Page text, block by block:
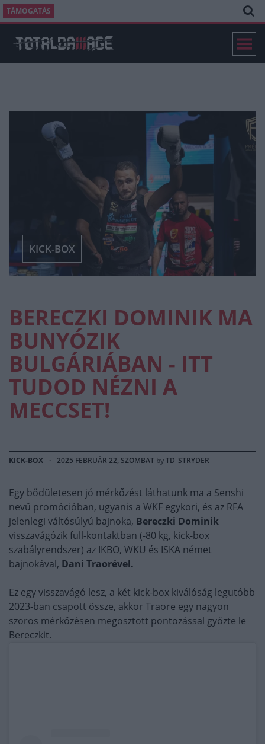
TÁMOGATÁS
KICK-BOX
BERECZKI DOMINIK MA
BUNYÓZIK
BULGÁRIÁBAN - ITT
TUDOD NÉZNI A
MECCSET!
KICK-BOX · 2025 FEBRUÁR 22, SZOMBAT byTD_STRYDER
Egy bődületesen jó mérkőzést láthatunk ma a Senshi
nevű promócióban, ugyanis a WKF egykori, és az RFA
jelenlegi váltósúlyú bajnoka, Bereczki Dominik
visszavágózik full-kontaktban (-80 kg, kick-box
szabályrendszer) az IKBO, WKU és ISKA német
bajnokával, Dani Traorével.
Ez egy visszavágó lesz, a két kick-box kiválóság legutóbb
2023-ban csapott össze, akkor Traore egy nagyon
szoros mérkőzésen megosztott pontozással győzte le
Bereczkit.